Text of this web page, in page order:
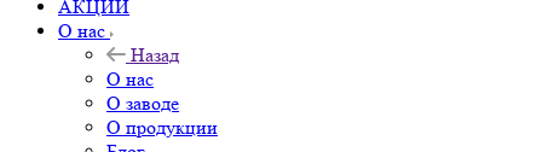
АКЦИИ
О нас
Назад
О нас
О заводе
О продукции